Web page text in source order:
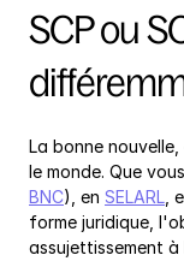
SCP ou
La bonne
le monde. Que
BNC), en SELARL ,
forme juridique,
assujettissement